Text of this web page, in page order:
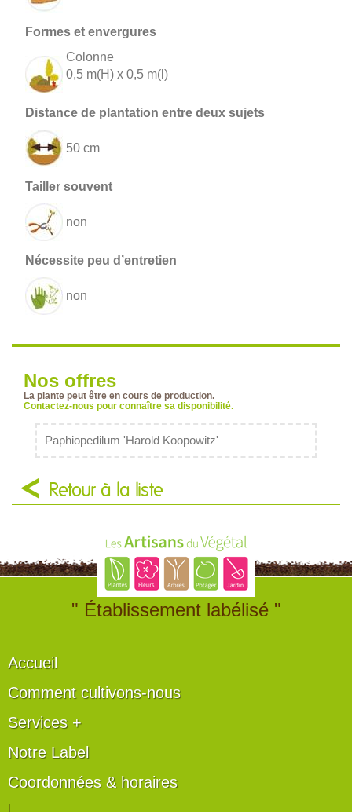
Colonne
0,5 m(H) x 0,5 m(l)
50 cm
non
non
Nos offres
La plante peut être en cours de production.
Contactez-nous pour connaître sa disponibilité.
Paphiopedilum 'Harold Koopowitz'
Retour à la liste
" Établissement labélisé "
Accueil
Comment cultivons-nous
Services +
Notre Label
Coordonnées & horaires